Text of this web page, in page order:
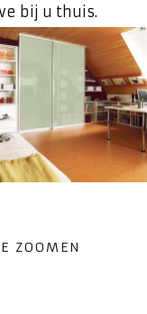
bij u thuis.
ZOOMEN